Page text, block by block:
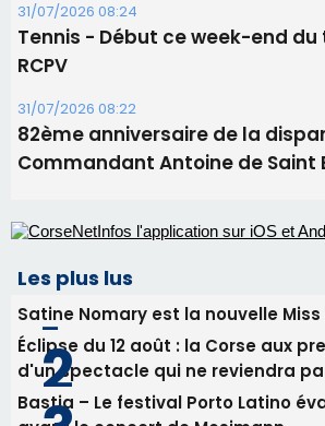
31/07/2026 08:24
Tennis - Début ce week-end du
RCPV
31/07/2026 08:22
82ème anniversaire de la
Commandant Antoine de Saint
Les plus lus
Satine Nomary est la nouvelle Miss
Éclipse du 12 août : la Corse aux
d'un spectacle qui ne reviendra
Bastia – Le festival Porto Latino